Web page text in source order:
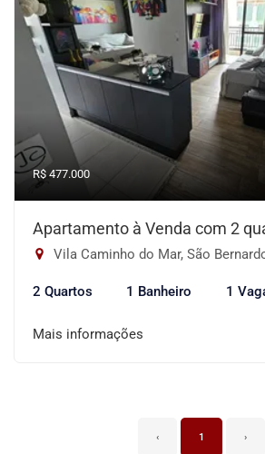
R$ 477.000
Apartamento à Venda com 2
Vila Caminho do Mar, São
2 Quartos 1 Banheiro 1
Mais informações
‹ 1 ›